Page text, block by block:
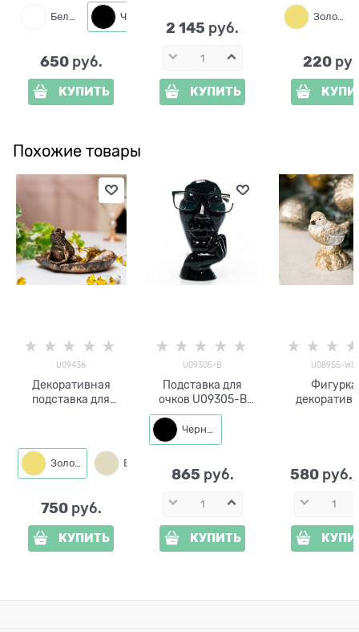
Белый
650 руб.
КУПИТЬ
2 145 руб.
КУПИТЬ
Золото
220
Похожие товары
U09436
Декоративная
подставка для
Золото
750 руб.
КУПИТЬ
U09305-B
Подставка для
очков U09305-B
полистоун
цв.чёрный
Черный
865 руб.
КУПИТЬ
U08955-WG
Фигурка
580